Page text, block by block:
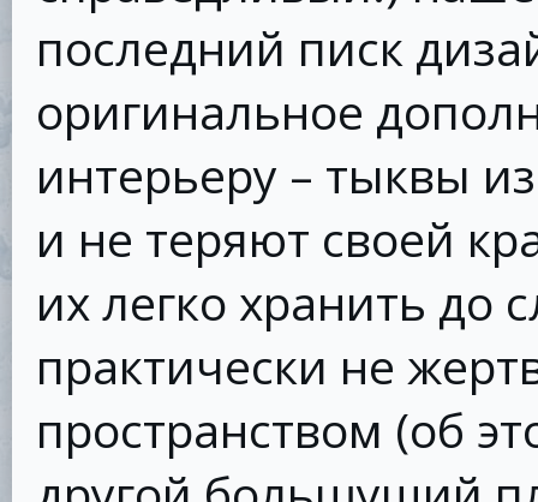
последний писк
оригинальное
интерьеру – тыквы
и не теряют своей
их легко хранить до
практически не
пространством (об